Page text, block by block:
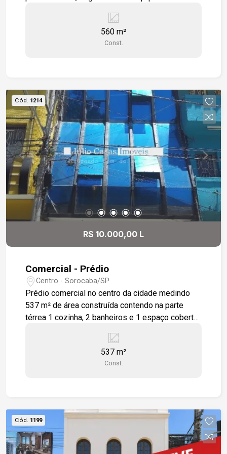
560 m²
Const.
Cód. 1214
R$ 10.000,00 L
Comercial - Prédio
Centro - Sorocaba/SP
Prédio comercial no centro da cidade medindo
537 m² de área construída contendo na parte
térrea 1 cozinha, 2 banheiros e 1 espaço coberto
pelas escadas ou elevador contendo 4 salas,
todas com ventiladores de teto instalados e 2
banheiros sendo 1 masculino e 1 feminino.
537 m²
Const.
Cód. 1199